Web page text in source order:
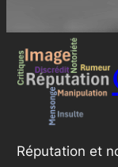
Réputation et